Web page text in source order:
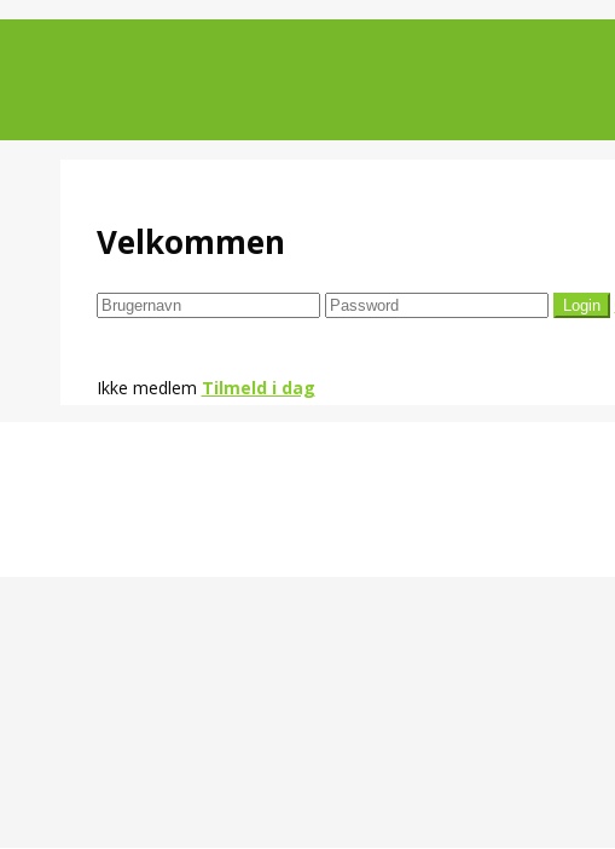
Velkommen
Ikke medlem Tilmeld i dag